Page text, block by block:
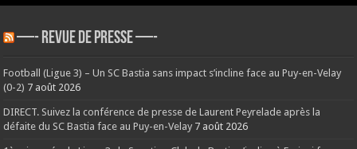
—- REVUE DE PRESSE —-
Football (Ligue 3) – Un SC Bastia sans impact s’incline face au Puy-en-Velay
(0-2) 7 août 2026
DIRECT. Suivez la conférence de presse de Laurent Peyrelade après la
défaite du SC Bastia face au Puy-en-Velay 7 août 2026